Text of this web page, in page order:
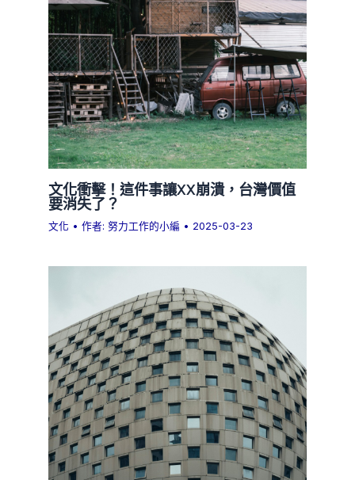
文化衝擊！這件事讓XX崩潰，台灣價值
要消失了？
文化 • 作者:努力工作的小編 • 2025-03-23